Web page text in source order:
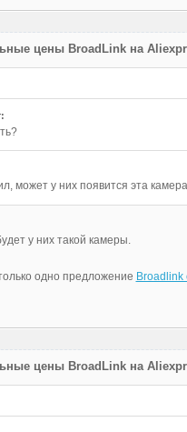
цены BroadLink на
может у них появится эта
у них такой камеры.
одно предложение Broadlink
цены BroadLink на